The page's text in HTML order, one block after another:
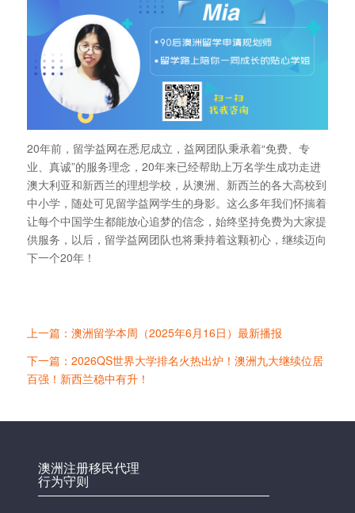
20年前，留学益网在悉尼成立，益网团队秉承着“免费、专
业、真诚”的服务理念，20年来已经帮助上万名学生成功走进
澳大利亚和新西兰的理想学校，从澳洲、新西兰的各大高校到
中小学，随处可见留学益网学生的身影。这么多年我们怀揣着
让每个中国学生都能放心追梦的信念，始终坚持免费为大家提
供服务，以后，留学益网团队也将秉持着这颗初心，继续迈向
下一个20年！
上一篇：澳洲留学本周（2025年6月16日）最新播报
下一篇：2026QS世界大学排名火热出炉！澳洲九大继续位居
百强！新西兰稳中有升！
澳洲注册移民代理
行为守则